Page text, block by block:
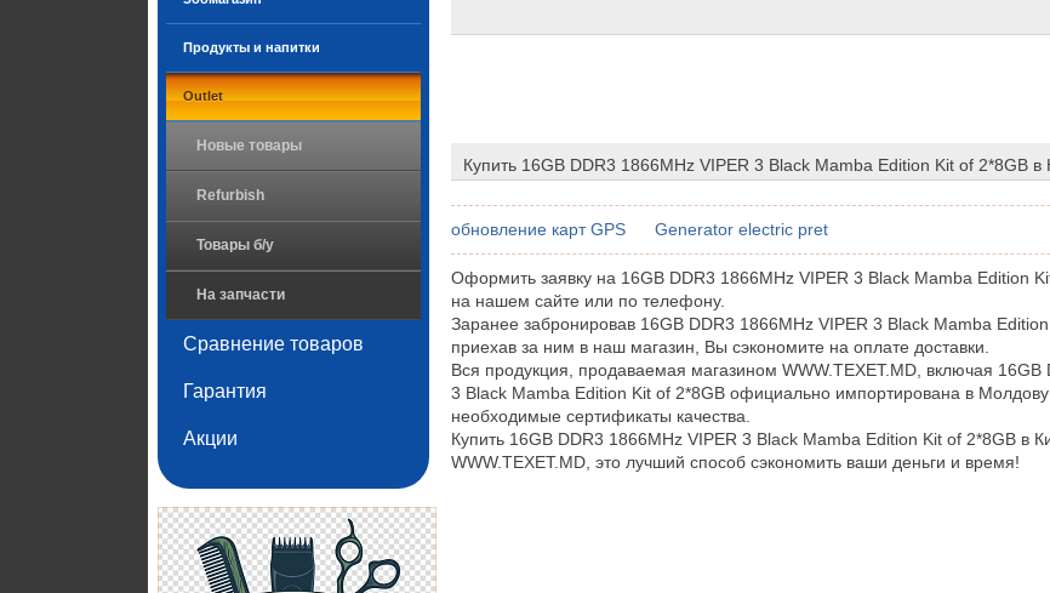
Продукты и напитки
Outlet
Новые товары
Refurbish
Товары б/у
На запчасти
Сравнение товаров
Гарантия
Акции
Купить 16GB DDR3 1866MHz VIPER 3 Black Mamba Edition Kit of 2*8GB в
обновление карт GPS Generator electric pret
Оформить заявку на 16GB DDR3 1866MHz VIPER 3 Black Mamba Edition
на нашем сайте или по телефону.
Заранее забронировав 16GB DDR3 1866MHz VIPER 3 Black Mamba
приехав за ним в наш магазин, Вы сэкономите на оплате доставки.
Вся продукция, продаваемая магазином WWW.TEXET.MD, включая 16GB
3 Black Mamba Edition Kit of 2*8GB официально импортирована в
необходимые сертификаты качества.
Купить 16GB DDR3 1866MHz VIPER 3 Black Mamba Edition Kit of 2*8GB в
WWW.TEXET.MD, это лучший способ сэкономить ваши деньги и время!